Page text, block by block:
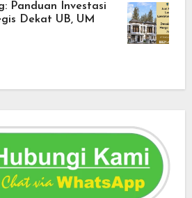
Panduan Investasi
Dekat UB, UM